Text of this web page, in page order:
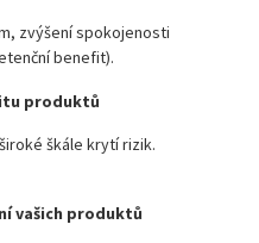
zvýšení spokojenosti
benefit).
produktů
škále krytí rizik.
vašich produktů